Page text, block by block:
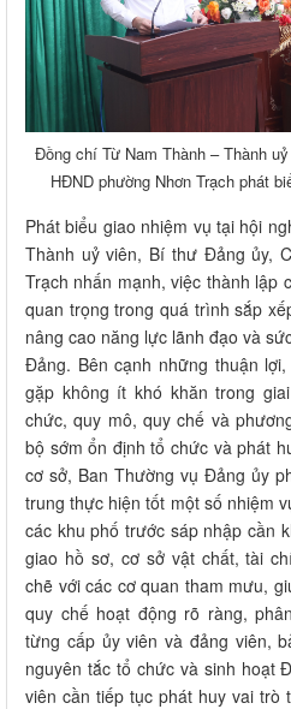
Đồng chí Từ Nam Thành – Thành
HĐND phường Nhơn Trạch phát
Phát biểu giao nhiệm vụ tại hội
Thành uỷ viên, Bí thư Đảng ủy,
Trạch nhấn mạnh, việc thành lập
quan trọng trong quá trình sắp
nâng cao năng lực lãnh đạo và
Đảng. Bên cạnh những thuận
gặp không ít khó khăn trong
chức, quy mô, quy chế và
bộ sớm ổn định tổ chức và phát
cơ sở, Ban Thường vụ Đảng ủy
trung thực hiện tốt một số nhiệm
các khu phố trước sáp nhập cần
giao hồ sơ, cơ sở vật chất, tài
chẽ với các cơ quan tham mưu,
quy chế hoạt động rõ ràng,
từng cấp ủy viên và đảng viên,
nguyên tắc tổ chức và sinh hoạt
viên cần tiếp tục phát huy vai trò